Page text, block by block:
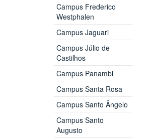
Campus Frederico
Westphalen
Campus Jaguari
Campus Júlio de
Castilhos
Campus Panambi
Campus Santa Rosa
Campus Santo Ângelo
Campus Santo
Augusto